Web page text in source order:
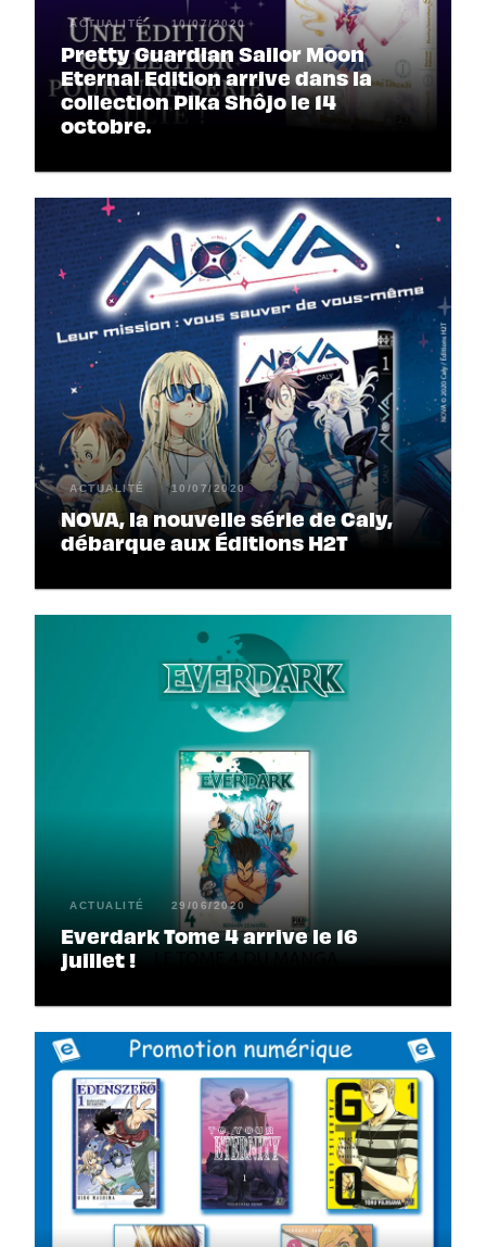
ACTUALITÉ 10/07/2020
Pretty Guardian Sailor Moon
Eternal Edition arrive dans la
collection Pika Shôjo le 14
octobre.
ACTUALITÉ 10/07/2020
NOVA, la nouvelle série de Caly,
débarque aux Éditions H2T
ACTUALITÉ 29/06/2020
Everdark Tome 4 arrive le 16
juillet !